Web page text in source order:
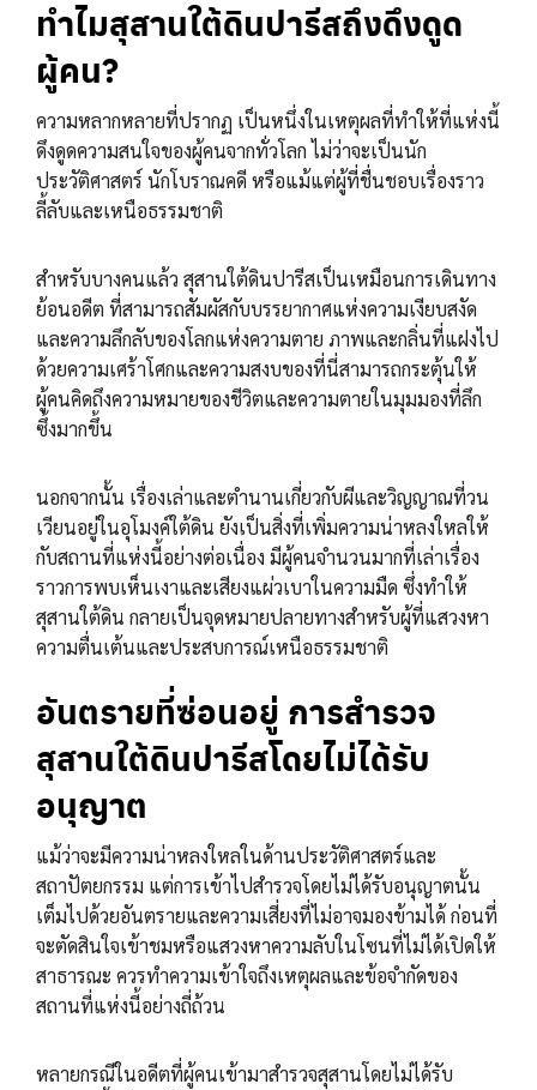
ทำไมสุสานใต้ดินปารีสถึงดึงดูด
ผู้คน?
ความหลากหลายที่ปรากฏ เป็นหนึ่งในเหตุผลที่ทำให้ที่แห่งนี้
ดึงดูดความสนใจของผู้คนจากทั่วโลก ไม่ว่าจะเป็นนัก
ประวัติศาสตร์ นักโบราณคดี หรือแม้แต่ผู้ที่ชื่นชอบเรื่องราว
ลี้ลับและเหนือธรรมชาติ
สำหรับบางคนแล้ว สุสานใต้ดินปารีสเป็นเหมือนการเดินทาง
ย้อนอดีต ที่สามารถสัมผัสกับบรรยากาศแห่งความเงียบสงัด
และความลึกลับของโลกแห่งความตาย ภาพและกลิ่นที่แฝงไป
ด้วยความเศร้าโศกและความสงบของที่นี่สามารถกระตุ้นให้
ผู้คนคิดถึงความหมายของชีวิตและความตายในมุมมองที่ลึก
ซึ้งมากขึ้น
นอกจากนั้น เรื่องเล่าและตำนานเกี่ยวกับผีและวิญญาณที่วน
เวียนอยู่ในอุโมงค์ใต้ดิน ยังเป็นสิ่งที่เพิ่มความน่าหลงใหลให้
กับสถานที่แห่งนี้อย่างต่อเนื่อง มีผู้คนจำนวนมากที่เล่าเรื่อง
ราวการพบเห็นเงาและเสียงแผ่วเบาในความมืด ซึ่งทำให้
สุสานใต้ดิน กลายเป็นจุดหมายปลายทางสำหรับผู้ที่แสวงหา
ความตื่นเต้นและประสบการณ์เหนือธรรมชาติ
อันตรายที่ซ่อนอยู่ การสำรวจ
สุสานใต้ดินปารีสโดยไม่ได้รับ
อนุญาต
แม้ว่าจะมีความน่าหลงใหลในด้านประวัติศาสตร์และ
สถาปัตยกรรม แต่การเข้าไปสำรวจโดยไม่ได้รับอนุญาตนั้น
เต็มไปด้วยอันตรายและความเสี่ยงที่ไม่อาจมองข้ามได้ ก่อนที่
จะตัดสินใจเข้าชมหรือแสวงหาความลับในโซนที่ไม่ได้เปิดให้
สาธารณะ ควรทำความเข้าใจถึงเหตุผลและข้อจำกัดของ
สถานที่แห่งนี้อย่างถี่ถ้วน
หลายกรณีในอดีตที่ผู้คนเข้ามาสำรวจสุสานโดยไม่ได้รับ